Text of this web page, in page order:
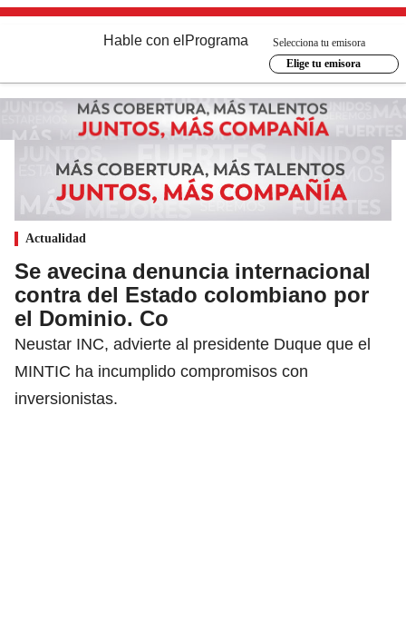
Hable con el Programa
Selecciona tu emisora
Elige tu emisora
Actualidad
Se avecina denuncia internacional
contra del Estado colombiano por
el Dominio. Co
Neustar INC, advierte al presidente Duque que el
MINTIC ha incumplido compromisos con
inversionistas.